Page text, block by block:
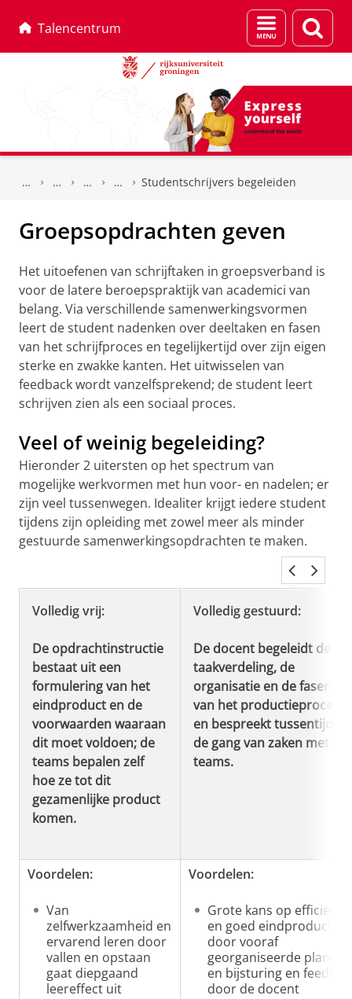
Talencentrum
Menu
en
Studentschrijvers begeleiden
Groepsopdrachten geven
Het uitoefenen van schrijftaken in groepsverband is
voor de latere beroepspraktijk van academici van
belang. Via verschillende samenwerkingsvormen
leert de student nadenken over deeltaken en fasen
van het schrijfproces en tegelijkertijd over zijn eigen
sterke en zwakke kanten. Het uitwisselen van
feedback wordt vanzelfsprekend; de student leert
schrijven zien als een sociaal proces.
Veel of weinig begeleiding?
Hieronder 2 uitersten op het spectrum van
mogelijke werkvormen met hun voor- en nadelen; er
zijn veel tussenwegen. Idealiter krijgt iedere student
tijdens zijn opleiding met zowel meer als minder
gestuurde samenwerkingsopdrachten te maken.
Volledig vrij:
De opdrachtinstructie
bestaat uit een
formulering van het
eindproduct en de
voorwaarden waaraan
dit moet voldoen; de
teams bepalen zelf
hoe ze tot dit
gezamenlijke product
komen.
Volledig gestuurd:
De docent begeleidt de
taakverdeling, de
organisatie en de fasering
van het productieproces
en bespreekt tussentijds
de gang van zaken met de
teams.
Voordelen:
Van
zelfwerkzaamheid en
ervarend leren door
vallen en opstaan
gaat diepgaand
leereffect uit
Voordelen:
Grote kans op efficiëntie
en goed eindproduct
door vooraf
georganiseerde
en bijsturing en
door de docent